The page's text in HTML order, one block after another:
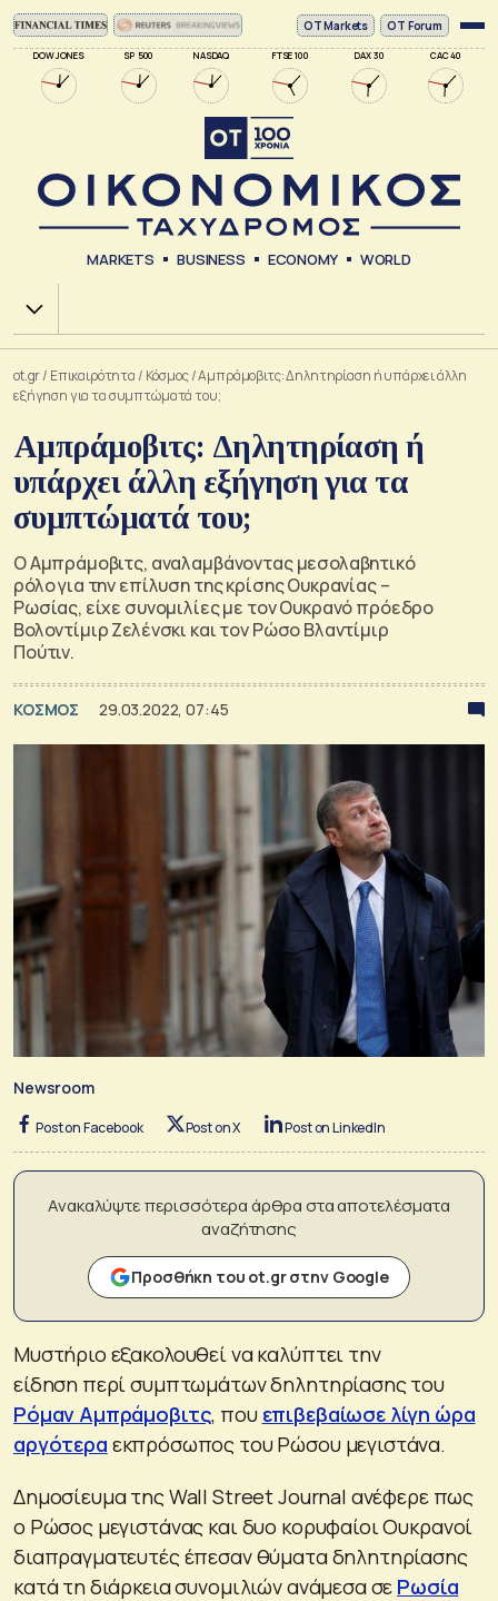
DOW JONES SP 500 NASDAQ FTSE 100 DAX 30 CAC 40
ΟΤ Markets OT Forum
MARKETS BUSINESS ECONOMY WORLD
Χ.Α.
ot.gr/ Επικαιρότητα / Κόσμος/Αμπράμοβιτς: Δηλητηρίαση ή υπάρχει άλλη
εξήγηση για τα συμπτώματά του;
Αμπράμοβιτς: Δηλητηρίαση ή
υπάρχει άλλη εξήγηση για τα
συμπτώματά του;
Ο Αμπράμοβιτς, αναλαμβάνοντας μεσολαβητικό
ρόλο για την επίλυση της κρίσης Ουκρανίας –
Ρωσίας, είχε συνομιλίες με τον Ουκρανό πρόεδρο
Βολοντίμιρ Ζελένσκι και τον Ρώσο Βλαντίμιρ
Πούτιν.
ΚΟΣΜΟΣ 29.03.2022, 07:45
Newsroom
Post on Facebook Post on X Post on LinkedIn
Ανακαλύψτε περισσότερα άρθρα στα αποτελέσματα
αναζήτησης
Προσθήκη του ot.gr στην Google
Μυστήριο εξακολουθεί να καλύπτει την
είδηση περί συμπτωμάτων δηλητηρίασης του
Ρόμαν Αμπράμοβιτς, που επιβεβαίωσε λίγη ώρα
αργότερα εκπρόσωπος του Ρώσου μεγιστάνα.
Δημοσίευμα της Wall Street Journal ανέφερε πως
ο Ρώσος μεγιστάνας και δυο κορυφαίοι Ουκρανοί
διαπραγματευτές έπεσαν θύματα δηλητηρίασης
κατά τη διάρκεια συνομιλιών ανάμεσα σε Ρωσία